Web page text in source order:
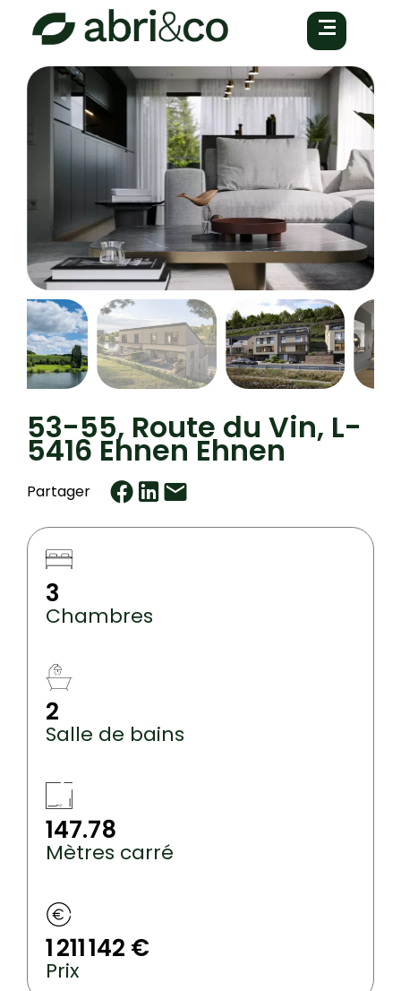
53-55, Route du Vin, L-
5416 Ehnen Ehnen
Partager
3
Chambres
2
Salle de bains
147.78
Mètres carré
1 211 142 €
Prix